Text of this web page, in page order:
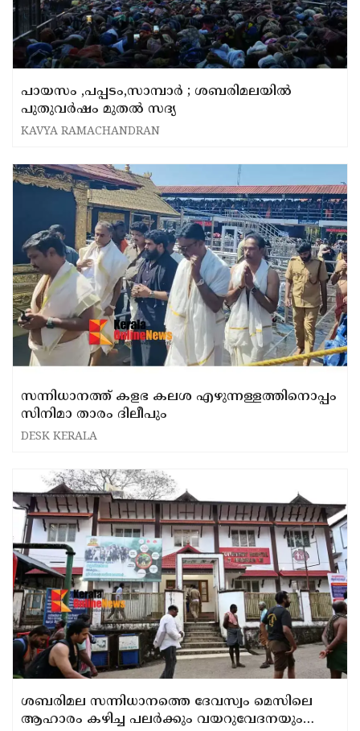
പായസം ,പപ്പടം,സാമ്പാർ ; ശബരിമലയിൽ
പുതുവർഷം മുതൽ സദ്യ
KAVYA RAMACHANDRAN
സന്നിധാനത്ത് കളഭ കലശ എഴുന്നള്ളത്തിനൊപ്പം
സിനിമാ താരം ദിലീപും
DESK KERALA
ശബരിമല സന്നിധാനത്തെ ദേവസ്വം മെസിലെ
ആഹാരം കഴിച്ച പലർക്കും വയറുവേദനയും